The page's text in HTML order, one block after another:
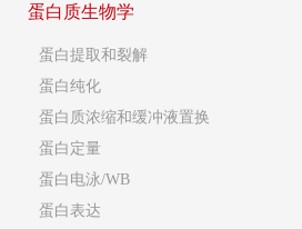
蛋白质生物学
蛋白提取和裂解
蛋白纯化
蛋白质浓缩和缓冲液置换
蛋白定量
蛋白电泳/WB
蛋白表达